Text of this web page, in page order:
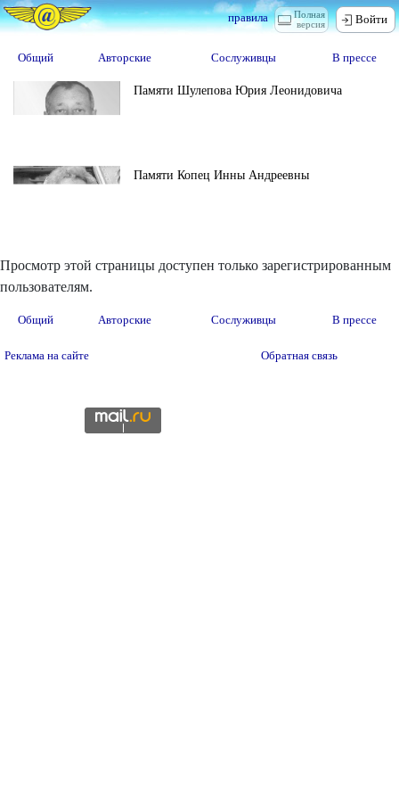
Полная
версия
правила Войти
Общий Авторские Сослуживцы В прессе
Памяти Шулепова Юрия Леонидовича
Памяти Копец Инны Андреевны
Просмотр этой страницы доступен только зарегистрированным
пользователям.
Общий Авторские Сослуживцы В прессе
Реклама на сайте Обратная связь